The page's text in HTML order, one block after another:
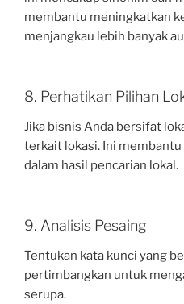
membantu meningkatkan
menjangkau lebih banyak
8. Perhatikan Pilihan
Jika bisnis Anda bersifat
terkait lokasi. Ini
dalam hasil pencarian lokal.
9. Analisis Pesaing
Tentukan kata kunci yang
pertimbangkan untuk
serupa.